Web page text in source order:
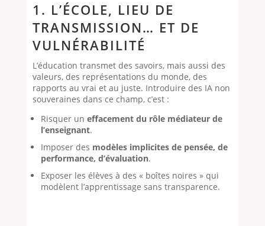
1. L’ÉCOLE, LIEU DE
TRANSMISSION… ET DE
VULNÉRABILITÉ
L’éducation transmet des savoirs, mais aussi des
valeurs, des représentations du monde, des
rapports au vrai et au juste. Introduire des IA non
souveraines dans ce champ, c’est :
Risquer un effacement du rôle médiateur de
l’enseignant.
Imposer des modèles implicites de pensée, de
performance, d’évaluation.
Exposer les élèves à des « boîtes noires » qui
modèlent l’apprentissage sans transparence.